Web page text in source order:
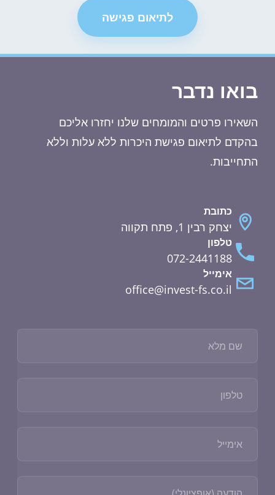
לתיאום פגישה
בואו נדבר
השאירו פרטים והמומחים שלנו יחזרו אליכם
בהקדם לתיאום פגישת היכרות ללא עלות וללא
התחייבות.
כתובת
יצחק רבין 1, פתח תקווה
טלפון
072-2441188
אימייל
office@invest-fs.co.il